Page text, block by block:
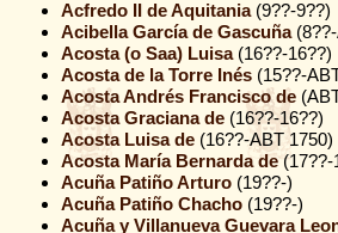
Acfredo II de Aquitania(9??-9??)
Acibella García de Gascuña(8??-
Acosta (o Saa) Luisa(16??-16??)
Acosta de la Torre Inés (15??-
Acosta Andrés Francisco de
Acosta Graciana de (16??-16??)
Acosta Luisa de (16??-ABT 1750)
Acosta María Bernarda de(17??-
Acuña Patiño Arturo (19??-)
Acuña Patiño Chacho (19??-)
Acuña y Villanueva Guevara